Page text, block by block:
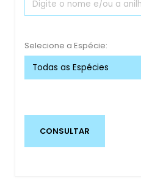
Selecione a Espécie: